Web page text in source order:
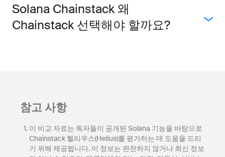
Solana Chainstack 왜
Chainstack 선택해야 할까요?
참고 사항
이 비교 자료는 독자들이 공개된 Solana 기능을 바탕으로
Chainstack 헬리우스(Helius)를 평가하는 데 도움을 드리
기 위해 제공됩니다. 이 정보는 완전하지 않거나 최신 정보